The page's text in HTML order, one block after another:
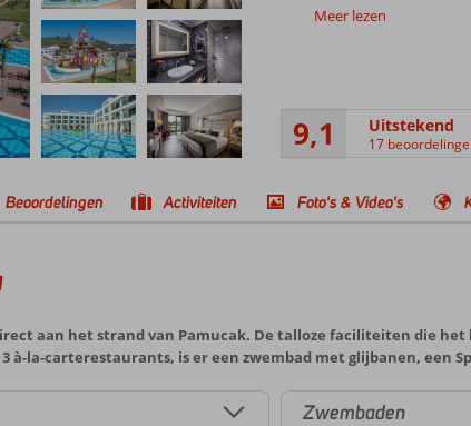
Meer lezen
9,1 Uitstekend
17
Beoordelingen Activiteiten Foto's & Video's
aan het strand van Pamucak. De talloze faciliteiten die
à-la-carterestaurants, is er een zwembad met glijbanen, een
Zwembaden